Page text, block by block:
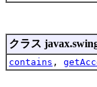
クラス
contains ,